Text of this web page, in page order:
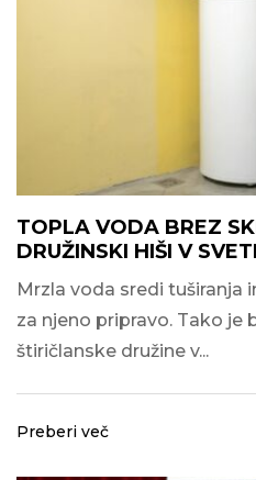
TOPLA VODA BREZ
DRUŽINSKI HIŠI V
Mrzla voda sredi tuširanja
za njeno pripravo. Tako je
štiričlanske družine v...
Preberi več